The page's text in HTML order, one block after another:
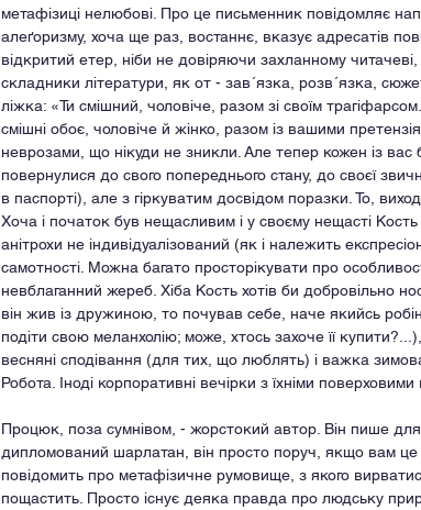
метафізиці нелюбові. Про це письменник повідомляє
алеґоризму, хоча ще раз, востаннє, вказує адресатів
відкритий етер, ніби не довіряючи захланному
складники літератури, як от - зав´язка, розв´язка,
ліжка: «Ти смішний, чоловіче, разом зі своїм
смішні обоє, чоловіче й жінко, разом із вашими
неврозами, що нікуди не зникли. Але тепер кожен із
повернулися до свого попереднього стану, до своєї
в паспорті), але з гіркуватим досвідом поразки. То,
Хоча і початок був нещасливим і у своєму нещасті
анітрохи не індивідуалізований (як і належить
самотності. Можна багато просторікувати про
невблаганний жереб. Хіба Кость хотів би добровільно
він жив із дружиною, то почував себе, наче якийсь
подіти свою меланхолію; може, хтось захоче її
весняні сподівання (для тих, що люблять) і важка
Робота. Іноді корпоративні вечірки з їхніми
Процюк, поза сумнівом, - жорстокий автор. Він пише
дипломований шарлатан, він просто поруч, якщо вам це
повідомить про метафізичне румовище, з якого
пощастить. Просто існує деяка правда про людську